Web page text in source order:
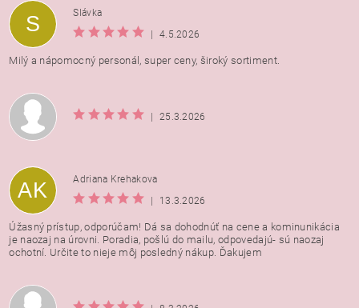
Vložením hodnotenie súhlasíte s
osobných údajov
S
Slávka
|
4.5.2026
Milý a nápomocný personál, super ceny, široký sortiment.
| 25.3.2026
AK
Adriana Krehakova
|
13.3.2026
Úžasný prístup, odporúčam! Dá sa dohodnúť na cene a kominunikácia
je naozaj na úrovni. Poradia, pošlú do mailu, odpovedajú- sú naozaj
ochotní. Určite to nieje môj posledný nákup. Ďakujem